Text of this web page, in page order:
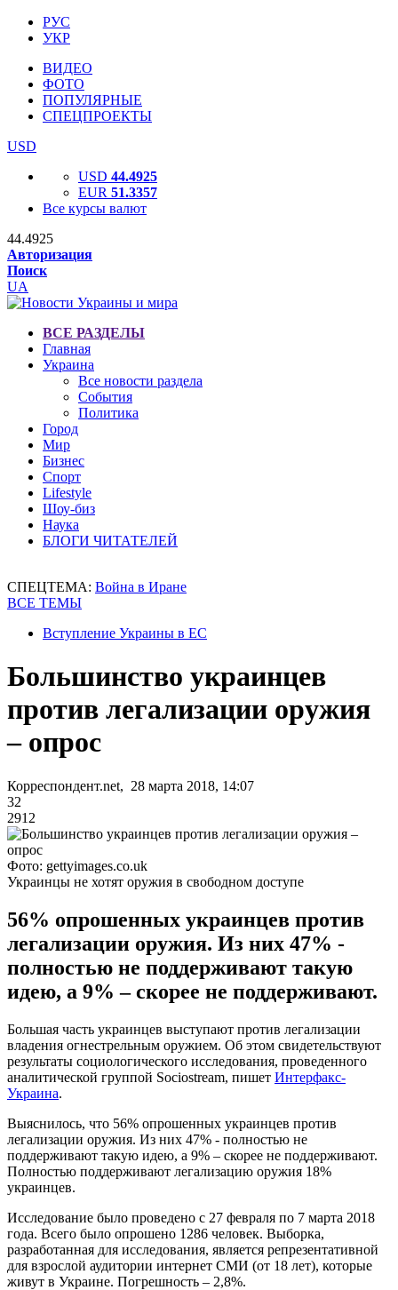
РУС
УКР
ВИДЕО
ФОТО
ПОПУЛЯРНЫЕ
СПЕЦПРОЕКТЫ
USD
USD 44.4925
EUR 51.3357
Все курсы валют
44.4925
Авторизация
Поиск
UA
ВСЕ РАЗДЕЛЫ
Главная
Украина
Все новости раздела
События
Политика
Город
Мир
Бизнес
Спорт
Lifestyle
Шоу-биз
Наука
БЛОГИ ЧИТАТЕЛЕЙ
СПЕЦТЕМА: Война в Иране
ВСЕ ТЕМЫ
Вступление Украины в ЕС
Большинство украинцев
против легализации оружия
– опрос
Корреспондент.net, 28 марта 2018, 14:07
32
2912
Фото: gettyimages.co.uk
Украинцы не хотят оружия в свободном доступе
56% опрошенных украинцев против
легализации оружия. Из них 47% -
полностью не поддерживают такую
идею, а 9% – скорее не поддерживают.
Большая часть украинцев выступают против легализации
владения огнестрельным оружием. Об этом свидетельствуют
результаты социологического исследования, проведенного
аналитической группой Sociostream, пишет Интерфакс-
Украина.
Выяснилось, что 56% опрошенных украинцев против
легализации оружия. Из них 47% - полностью не
поддерживают такую идею, а 9% – скорее не поддерживают.
Полностью поддерживают легализацию оружия 18%
украинцев.
Исследование было проведено с 27 февраля по 7 марта 2018
года. Всего было опрошено 1286 человек. Выборка,
разработанная для исследования, является репрезентативной
для взрослой аудитории интернет СМИ (от 18 лет), которые
живут в Украине. Погрешность – 2,8%.